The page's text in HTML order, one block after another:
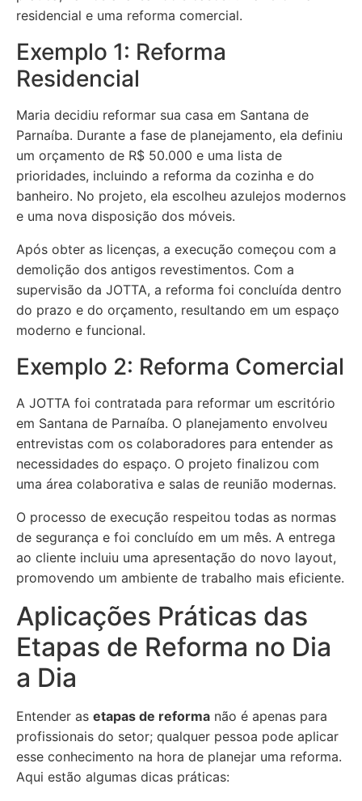
residencial e uma reforma comercial.
Exemplo 1: Reforma
Residencial
Maria decidiu reformar sua casa em Santana de
Parnaíba. Durante a fase de planejamento, ela definiu
um orçamento de R$ 50.000 e uma lista de
prioridades, incluindo a reforma da cozinha e do
banheiro. No projeto, ela escolheu azulejos modernos
e uma nova disposição dos móveis.
Após obter as licenças, a execução começou com a
demolição dos antigos revestimentos. Com a
supervisão da JOTTA, a reforma foi concluída dentro
do prazo e do orçamento, resultando em um espaço
moderno e funcional.
Exemplo 2: Reforma Comercial
A JOTTA foi contratada para reformar um escritório
em Santana de Parnaíba. O planejamento envolveu
entrevistas com os colaboradores para entender as
necessidades do espaço. O projeto finalizou com
uma área colaborativa e salas de reunião modernas.
O processo de execução respeitou todas as normas
de segurança e foi concluído em um mês. A entrega
ao cliente incluiu uma apresentação do novo layout,
promovendo um ambiente de trabalho mais eficiente.
Aplicações Práticas das
Etapas de Reforma no Dia
a Dia
Entender as etapas de reforma não é apenas para
profissionais do setor; qualquer pessoa pode aplicar
esse conhecimento na hora de planejar uma reforma.
Aqui estão algumas dicas práticas: